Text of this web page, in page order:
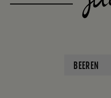
BEEREN